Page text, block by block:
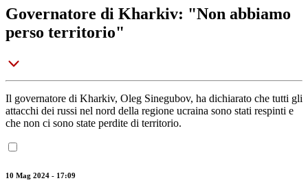
Governatore di Kharkiv: "Non abbiamo
perso territorio"
Il governatore di Kharkiv, Oleg Sinegubov, ha dichiarato che tutti gli
attacchi dei russi nel nord della regione ucraina sono stati respinti e
che non ci sono state perdite di territorio.
10 Mag 2024 - 17:09